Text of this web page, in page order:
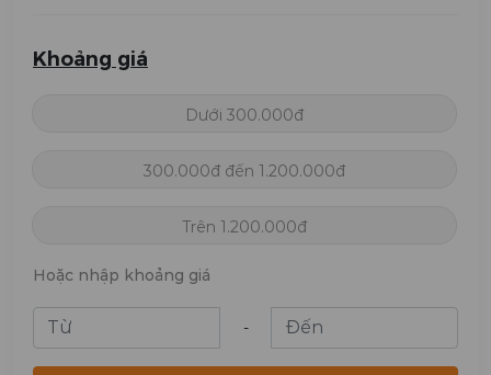
Khoảng giá
Dưới 300.000đ
300.000đ đến 1.200.000đ
Trên 1.200.000đ
Hoặc nhập khoảng giá
-